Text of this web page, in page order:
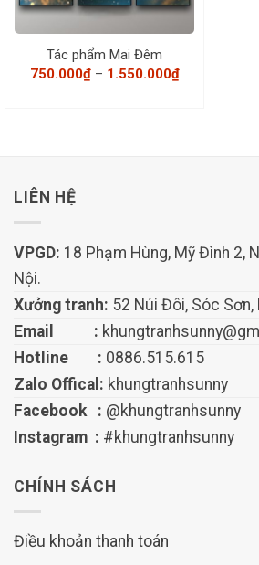
Tác phẩm Mai Đêm
750.000₫ – 1.550.000₫Khoảng
giá:
LIÊN HỆ
VPGD: 18 Phạm Hùng, Mỹ Đình 2,
Nội.
Xưởng tranh: 52 Núi Đôi, Sóc Sơn,
Email :
Hotline : 0886.515.615
Zalo Offical: khungtranhsunny
Facebook : @khungtranhsunny
Instagram : #khungtranhsunny
CHÍNH SÁCH
Điều khoản thanh toán